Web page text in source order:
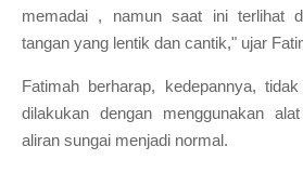
memadai , namun saat ini terlihat
tangan yang lentik dan cantik," ujar
Fatimah berharap, kedepannya,
dilakukan dengan menggunakan
aliran sungai menjadi normal.